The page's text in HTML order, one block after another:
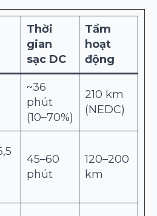
Thời
gian
sạc DC
Tầm
hoạt
động
~36
phút
(10–70%)
210 km
(NEDC)
45–60
phút
120–200
km